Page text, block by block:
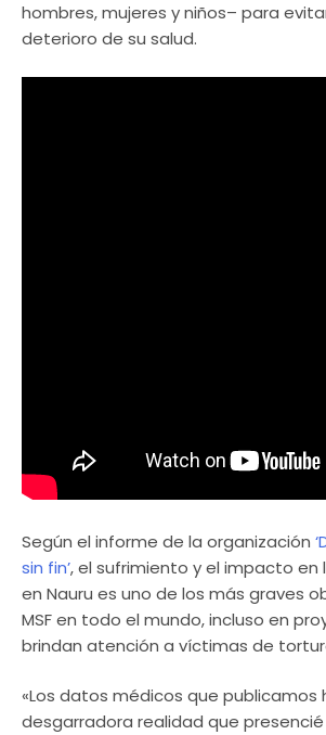
hombres, mujeres y niños– para
deterioro de su salud.
Según el informe de la organización
sin fin’, el sufrimiento y el impacto en
en Nauru es uno de los más graves
MSF en todo el mundo, incluso en
brindan atención a víctimas de
«Los datos médicos que publicamos
desgarradora realidad que presencié